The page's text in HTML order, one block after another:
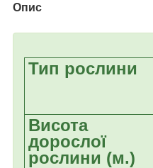
Опис
Тип рослини
Висота
дорослої
рослини (м.)